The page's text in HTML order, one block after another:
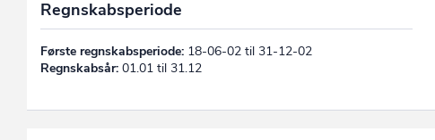
Regnskabsperiode
Første regnskabsperiode: 18-06-02 til 31-12-02
Regnskabsår: 01.01 til 31.12